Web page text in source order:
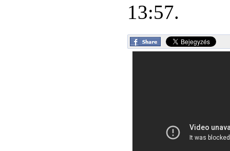
13:57.